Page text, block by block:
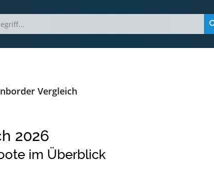
Vergleich
2026
im Überblick